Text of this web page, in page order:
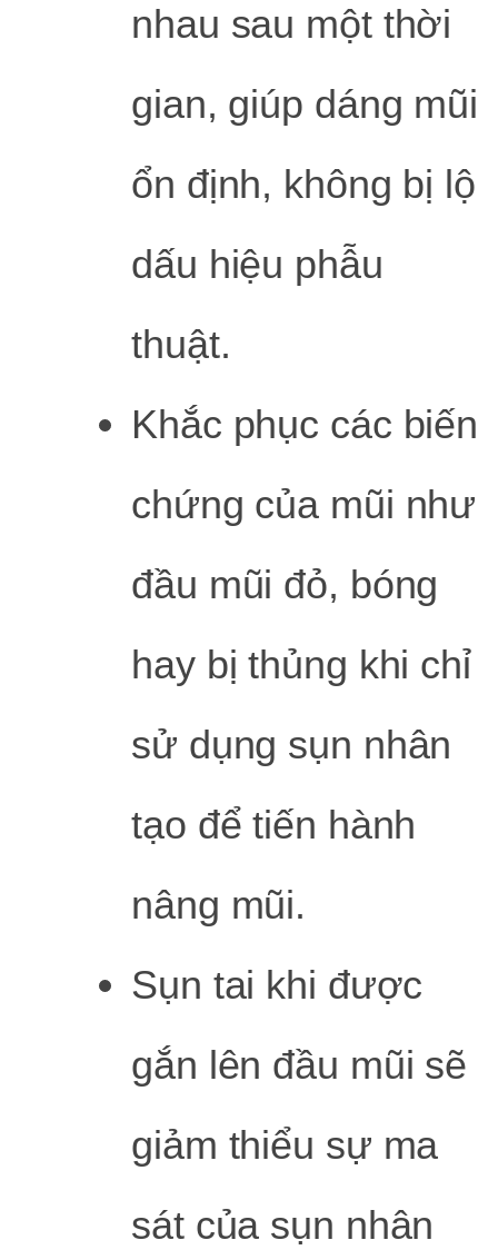
nhau sau một thời
gian, giúp dáng mũi
ổn định, không bị lộ
dấu hiệu phẫu
thuật.
Khắc phục các biến
chứng của mũi như
đầu mũi đỏ, bóng
hay bị thủng khi chỉ
sử dụng sụn nhân
tạo để tiến hành
nâng mũi.
Sụn tai khi được
gắn lên đầu mũi sẽ
giảm thiểu sự ma
sát của sụn nhân